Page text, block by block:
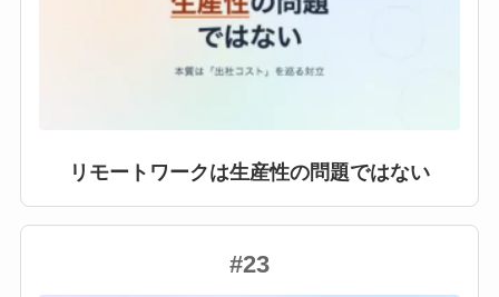
リモートワークは生産性の問題ではない
#23